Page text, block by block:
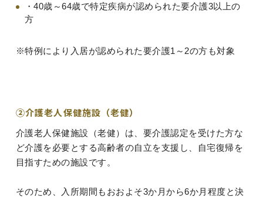
・40歳～64歳で特定疾病が認められた要介護3以上の
方
※特例により入居が認められた要介護1～2の方も対象
②介護老人保健施設（老健）
介護老人保健施設（老健）は、要介護認定を受けた方な
ど介護を必要とする高齢者の自立を支援し、自宅復帰を
目指すための施設です。
そのため、入所期間もおおよそ3か月から6か月程度と決